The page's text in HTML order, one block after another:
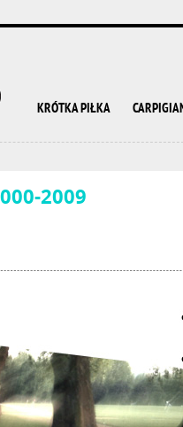
KRÓTKA PIŁKA
2009